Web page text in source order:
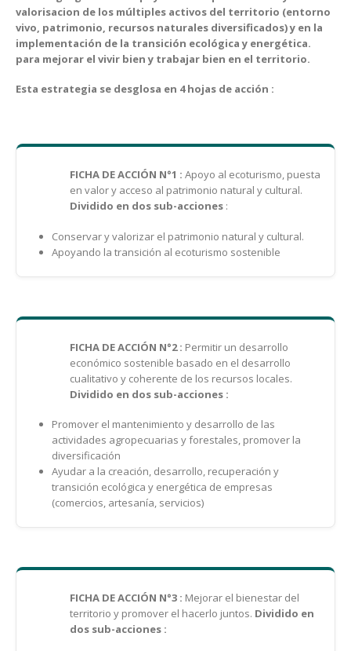
valorisacion de los múltiples activos del territorio (entorno
vivo, patrimonio, recursos naturales diversificados) y en la
implementación de la transición ecológica y energética.
para mejorar el vivir bien y trabajar bien en el territorio.
Esta estrategia se desglosa en 4 hojas de acción :
FICHA DE ACCIÓN N°1 : Apoyo al ecoturismo, puesta
en valor y acceso al patrimonio natural y cultural.
Dividido en dos sub-acciones :
Conservar y valorizar el patrimonio natural y cultural.
Apoyando la transición al ecoturismo sostenible
FICHA DE ACCIÓN N°2 : Permitir un desarrollo
económico sostenible basado en el desarrollo
cualitativo y coherente de los recursos locales.
Dividido en dos sub-acciones :
Promover el mantenimiento y desarrollo de las
actividades agropecuarias y forestales, promover la
diversificación
Ayudar a la creación, desarrollo, recuperación y
transición ecológica y energética de empresas
(comercios, artesanía, servicios)
FICHA DE ACCIÓN N°3 : Mejorar el bienestar del
territorio y promover el hacerlo juntos. Dividido en
dos sub-acciones :